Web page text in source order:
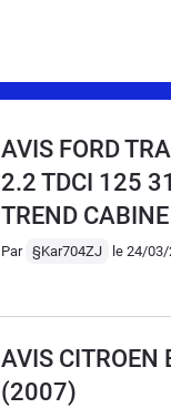
AVIS FORD
2.2 TDCI 125
TREND
Par §Kar704ZJ le 24/
AVIS CITROEN
(2007)